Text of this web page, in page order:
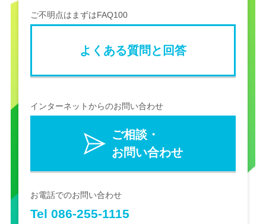
ご不明点はまずはFAQ100
よくある質問と回答
インターネットからのお問い合わせ
ご相談・
お問い合わせ
お電話でのお問い合わせ
Tel 086-255-1115